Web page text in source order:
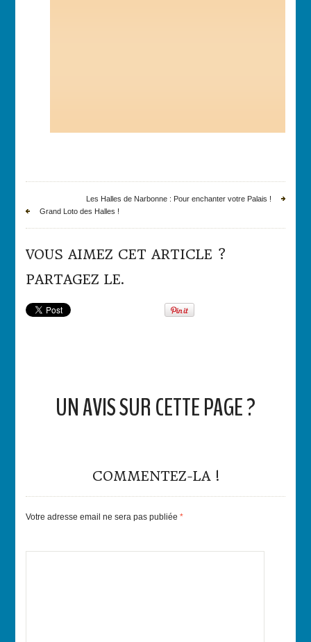
Les Halles de Narbonne : Pour enchanter votre Palais !
Grand Loto des Halles !
VOUS AIMEZ CET ARTICLE ?
PARTAGEZ LE.
UN AVIS SUR CETTE PAGE ?
COMMENTEZ-LA !
Votre adresse email ne sera pas publiée*